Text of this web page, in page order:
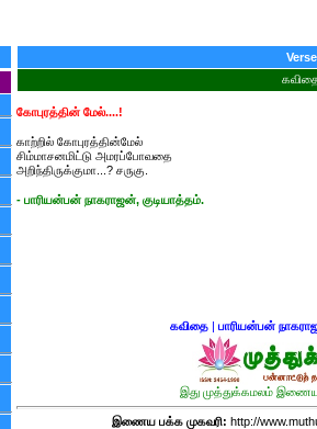
Verse
கோபுரத்தின் மேல்....!
காற்றில் கோபுரத்தின்மேல்
சிம்மாசனமிட்டு அமரப்போவதை
அறிந்திருக்குமா...? சருகு.
- பாரியன்பன் நாகராஜன், குடியாத்தம்.
கவிதை| பாரியன்பன்
இது முத்துக்கமலம் இணைய
இணைய பக்க முகவரி: http://